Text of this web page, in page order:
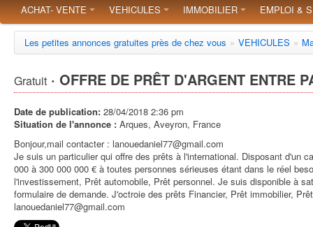
ACHAT- VENTE VEHICULES IMMOBILIER EMPLOI &
Les petites annonces gratuites près de chez vous » VEHICULES »
Gratuit · OFFRE DE PRÊT D'ARGENT ENTRE
Date de publication: 28/04/2018 2:36 pm
Situation de l'annonce : Arques, Aveyron, France
Bonjour,mail contacter : lanouedaniel77@gmail.com
Je suis un particulier qui offre des prêts à l'international. Disposant d'un
000 à 300 000 000 € à toutes personnes sérieuses étant dans le réel
l'investissement, Prêt automobile, Prêt personnel. Je suis disponible à
formulaire de demande. J'octroie des prêts Financier, Prêt immobilier,
lanouedaniel77@gmail.com